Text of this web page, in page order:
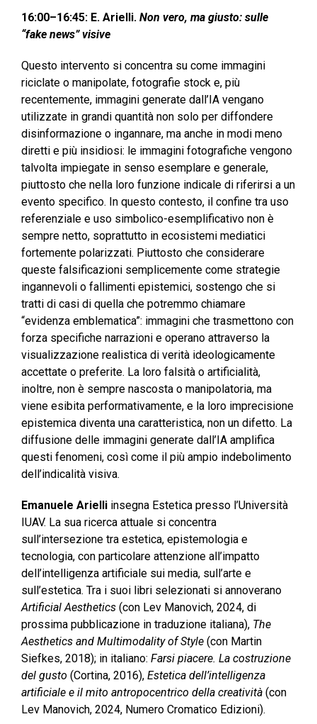
16:00–16:45: E. Arielli. Non vero, ma giusto: sulle
“fake news” visive
Questo intervento si concentra su come immagini
riciclate o manipolate, fotografie stock e, più
recentemente, immagini generate dall’IA vengano
utilizzate in grandi quantità non solo per diffondere
disinformazione o ingannare, ma anche in modi meno
diretti e più insidiosi: le immagini fotografiche vengono
talvolta impiegate in senso esemplare e generale,
piuttosto che nella loro funzione indicale di riferirsi a un
evento specifico. In questo contesto, il confine tra uso
referenziale e uso simbolico-esemplificativo non è
sempre netto, soprattutto in ecosistemi mediatici
fortemente polarizzati. Piuttosto che considerare
queste falsificazioni semplicemente come strategie
ingannevoli o fallimenti epistemici, sostengo che si
tratti di casi di quella che potremmo chiamare
“evidenza emblematica”: immagini che trasmettono con
forza specifiche narrazioni e operano attraverso la
visualizzazione realistica di verità ideologicamente
accettate o preferite. La loro falsità o artificialità,
inoltre, non è sempre nascosta o manipolatoria, ma
viene esibita performativamente, e la loro imprecisione
epistemica diventa una caratteristica, non un difetto. La
diffusione delle immagini generate dall’IA amplifica
questi fenomeni, così come il più ampio indebolimento
dell’indicalità visiva.
Emanuele Arielli insegna Estetica presso l’Università
IUAV. La sua ricerca attuale si concentra
sull’intersezione tra estetica, epistemologia e
tecnologia, con particolare attenzione all’impatto
dell’intelligenza artificiale sui media, sull’arte e
sull’estetica. Tra i suoi libri selezionati si annoverano
Artificial Aesthetics (con Lev Manovich, 2024, di
prossima pubblicazione in traduzione italiana), The
Aesthetics and Multimodality of Style (con Martin
Siefkes, 2018); in italiano: Farsi piacere. La costruzione
del gusto (Cortina, 2016), Estetica dell’intelligenza
artificiale e il mito antropocentrico della creatività (con
Lev Manovich, 2024, Numero Cromatico Edizioni).